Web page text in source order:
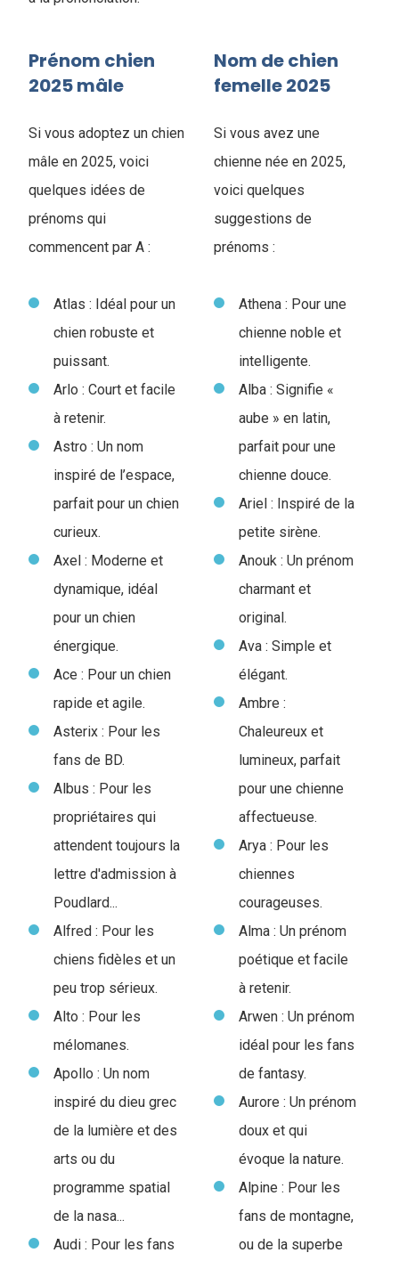
Prénom chien
2025 mâle
Si vous adoptez un chien
mâle en 2025, voici
quelques idées de
prénoms qui
commencent par A :
Atlas : Idéal pour un
chien robuste et
puissant.
Arlo : Court et facile
à retenir.
Astro : Un nom
inspiré de l’espace,
parfait pour un chien
curieux.
Axel : Moderne et
dynamique, idéal
pour un chien
énergique.
Ace : Pour un chien
rapide et agile.
Asterix : Pour les
fans de BD.
Albus : Pour les
propriétaires qui
attendent toujours la
lettre d'admission à
Poudlard...
Alfred : Pour les
chiens fidèles et un
peu trop sérieux.
Alto : Pour les
mélomanes.
Apollo : Un nom
inspiré du dieu grec
de la lumière et des
arts ou du
programme spatial
de la nasa...
Audi : Pour les fans
Nom de chien
femelle 2025
Si vous avez une
chienne née en 2025,
voici quelques
suggestions de
prénoms :
Athena : Pour une
chienne noble et
intelligente.
Alba : Signifie «
aube » en latin,
parfait pour une
chienne douce.
Ariel : Inspiré de la
petite sirène.
Anouk : Un prénom
charmant et
original.
Ava : Simple et
élégant.
Ambre :
Chaleureux et
lumineux, parfait
pour une chienne
affectueuse.
Arya : Pour les
chiennes
courageuses.
Alma : Un prénom
poétique et facile
à retenir.
Arwen : Un prénom
idéal pour les fans
de fantasy.
Aurore : Un prénom
doux et qui
évoque la nature.
Alpine : Pour les
fans de montagne,
ou de la superbe